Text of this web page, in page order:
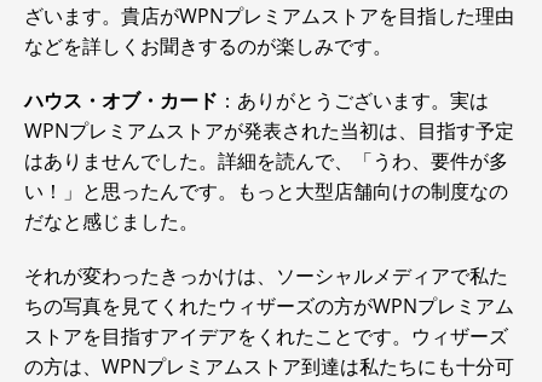
ざいます。貴店がWPNプレミアムストアを目指した理由
などを詳しくお聞きするのが楽しみです。
ハウス・オブ・カード ：ありがとうございます。実は
WPNプレミアムストアが発表された当初は、目指す予定
はありませんでした。詳細を読んで、「うわ、要件が多
い！」と思ったんです。もっと大型店舗向けの制度なの
だなと感じました。
それが変わったきっかけは、ソーシャルメディアで私た
ちの写真を見てくれたウィザーズの方がWPNプレミアム
ストアを目指すアイデアをくれたことです。ウィザーズ
の方は、WPNプレミアムストア到達は私たちにも十分可